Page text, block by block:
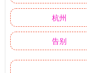
杭州
告别